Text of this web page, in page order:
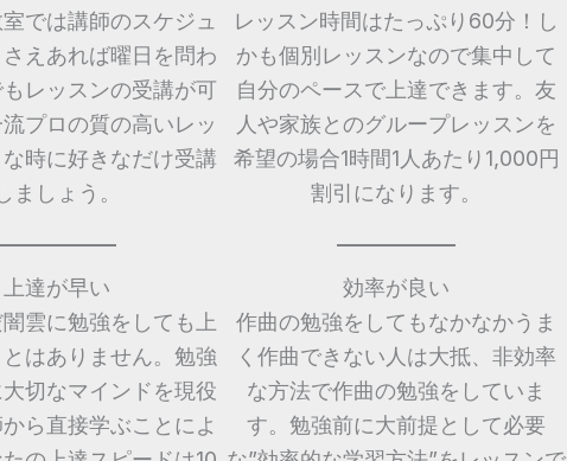
では講師のスケジュ
えあれば曜日を問わ
レッスンの受講が可
プロの質の高いレッ
時に好きなだけ受講
ましょう。
レッスン時間はたっぷり60分！し
かも個別レッスンなので集中して
自分のペースで上達できます。友
人や家族とのグループレッスンを
希望の場合1時間1人あたり1,000円
割引になります。
上達が早い
雲に勉強をしても上
はありません。勉強
切なマインドを現役
ら直接学ぶことによ
効率が良い
作曲の勉強をしてもなかなかうま
く作曲できない人は大抵、非効率
な方法で作曲の勉強をしていま
す。勉強前に大前提として必要